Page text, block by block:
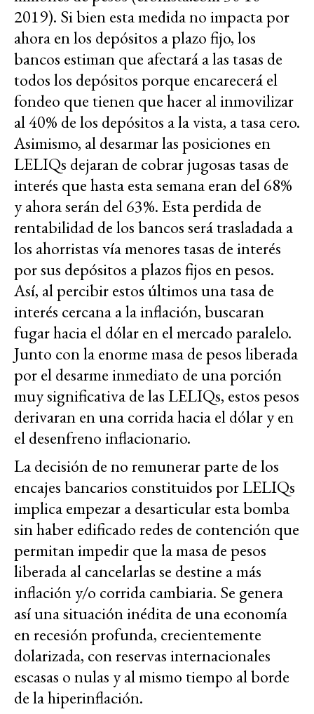
2019). Si bien esta medida no impacta por
ahora en los depósitos a plazo fijo, los
bancos estiman que afectará a las tasas de
todos los depósitos porque encarecerá el
fondeo que tienen que hacer al inmovilizar
al 40% de los depósitos a la vista, a tasa cero.
Asimismo, al desarmar las posiciones en
LELIQs dejaran de cobrar jugosas tasas de
interés que hasta esta semana eran del 68%
y ahora serán del 63%. Esta perdida de
rentabilidad de los bancos será trasladada a
los ahorristas vía menores tasas de interés
por sus depósitos a plazos fijos en pesos.
Así, al percibir estos últimos una tasa de
interés cercana a la inflación, buscaran
fugar hacia el dólar en el mercado paralelo.
Junto con la enorme masa de pesos liberada
por el desarme inmediato de una porción
muy significativa de las LELIQs, estos pesos
derivaran en una corrida hacia el dólar y en
el desenfreno inflacionario.
La decisión de no remunerar parte de los
encajes bancarios constituidos por LELIQs
implica empezar a desarticular esta bomba
sin haber edificado redes de contención que
permitan impedir que la masa de pesos
liberada al cancelarlas se destine a más
inflación y/o corrida cambiaria. Se genera
así una situación inédita de una economía
en recesión profunda, crecientemente
dolarizada, con reservas internacionales
escasas o nulas y al mismo tiempo al borde
de la hiperinflación.